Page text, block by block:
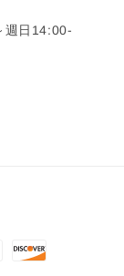
週日14:00-